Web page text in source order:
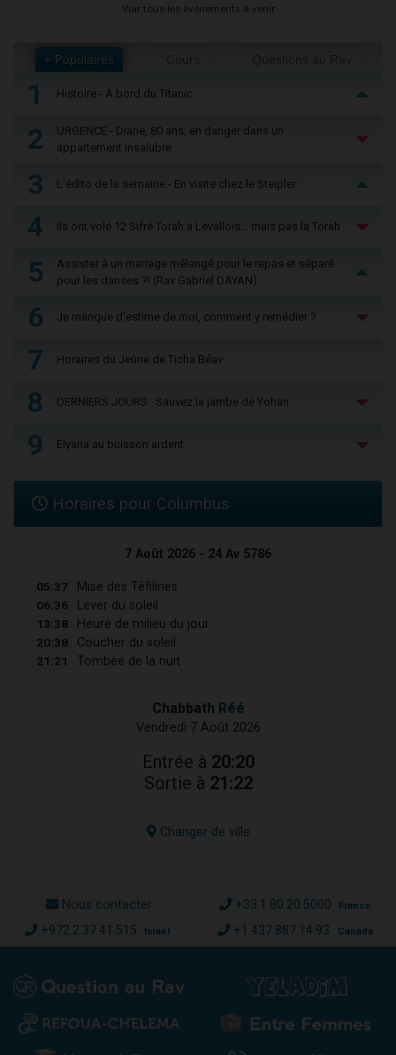
Voir tous les événements à venir
+ Populaires
1 Histoire - À bord du Titanic
2
URGENCE - Diane, 80 ans, en danger dans un
appartement insalubre
3 L'édito de la semaine - En visite chez le Steipler
4 Ils ont volé 12 Sifré Torah à Levallois… mais pas la Torah
5
Assister à un mariage mélangé pour le repas et séparé
pour les danses ?! (Rav Gabriel DAYAN)
6 Je manque d'estime de moi, comment y remédier ?
7 Horaires du Jeûne de Ticha Béav
8 DERNIERS JOURS : Sauvez la jambe de Yohan
9 Elyana au buisson ardent
Horaires pour Columbus
7 Août 2026 - 24 Av 5786
05:37 Mise des Téfilines
06:36 Lever du soleil
13:38 Heure de milieu du jour
20:38 Coucher du soleil
21:21 Tombée de la nuit
Chabbath Réé
Vendredi 7 Août 2026
Entrée à 20:20
Sortie à 21:22
Changer de ville
Nous contacter +33.1.80.20.5000 France
+972.2.37.41.515 Israël +1.437.887.14.93 Canada